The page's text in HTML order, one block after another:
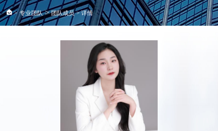
> 专业团队>团队成员 > 详情